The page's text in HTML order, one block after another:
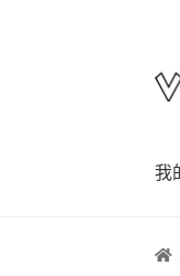
to
to
我